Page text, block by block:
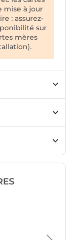
mise à jour
: assurez-
sur
mères